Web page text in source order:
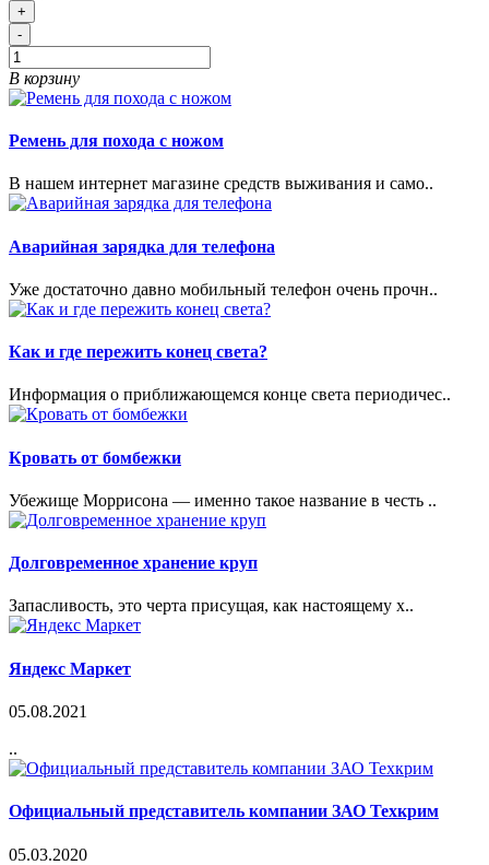
+
-
В корзину
Ремень для похода с ножом
В нашем интернет магазине средств выживания и само..
Аварийная зарядка для телефона
Уже достаточно давно мобильный телефон очень прочн..
Как и где пережить конец света?
Информация о приближающемся конце света периодичес..
Кровать от бомбежки
Убежище Моррисона — именно такое название в честь ..
Долговременное хранение круп
Запасливость, это черта присущая, как настоящему х..
Яндекс Маркет
05.08.2021
..
Официальный представитель компании ЗАО Техкрим
05.03.2020